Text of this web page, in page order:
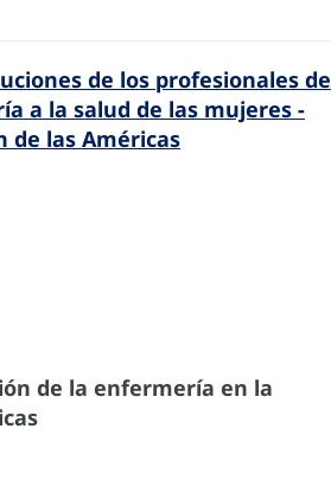
de los profesionales de
a la salud de las mujeres -
de las Américas
de la enfermería en la